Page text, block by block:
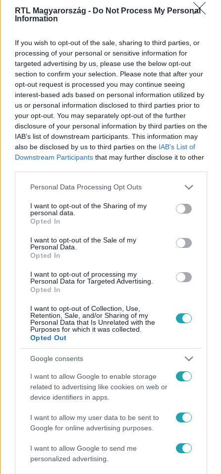
RTL Magyarország - Do Not Process My Personal
Information
If you wish to opt-out of the sale, sharing to third parties, or
processing of your personal or sensitive information for
targeted advertising by us, please use the below opt-out
section to confirm your selection. Please note that after your
opt-out request is processed you may continue seeing
interest-based ads based on personal information utilized by
us or personal information disclosed to third parties prior to
your opt-out. You may separately opt-out of the further
disclosure of your personal information by third parties on the
IAB’s list of downstream participants. This information may
also be disclosed by us to third parties on the IAB’s List of
Downstream Participants that may further disclose it to other
Please note that this website/app uses one or more Google
not limited to your visit or usage behaviour. You may click to
grant or deny consent to Google and its third-party tags to
use your data for below specified purposes in below Google
consent section.
Personal Data Processing Opt Outs
I want to opt-out of the Sharing of my
personal data.
Opted In
I want to opt-out of the Sale of my
Personal Data.
Opted In
I want to opt-out of processing my
Personal Data for Targeted Advertising.
Opted In
I want to opt-out of Collection, Use,
Retention, Sale, and/or Sharing of my
Personal Data that Is Unrelated with the
Purposes for which it was collected.
Opted Out
Google consents
I want to allow Google to enable storage
related to advertising like cookies on web or
device identifiers in apps.
I want to allow my user data to be sent to
Google for online advertising purposes.
I want to allow Google to send me
personalized advertising.
Itt állítsd be, hogy az RTL.hu az elsők között
legyen a Google-találatokban!
Kövess minket, és értesülj a friss hírekről a
Facebookon is!
FÓKUSZ # ADÁSRÉSZLETEK #NASA KUTATÓ
SEMMELWEIS EGYETEM
Népszerű